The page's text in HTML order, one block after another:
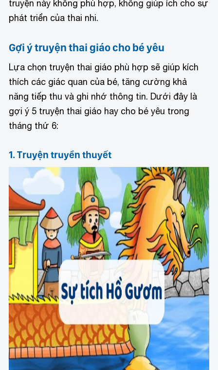
truyện này không phù hợp, không giúp ích cho sự
phát triển của thai nhi.
Gợi ý truyện thai giáo cho bé yêu
Lựa chọn truyện thai giáo phù hợp sẽ giúp kích
thích các giác quan của bé, tăng cường khả
năng tiếp thu và ghi nhớ thông tin. Dưới đây là
gợi ý 5 truyện thai giáo hay cho bé yêu trong
tháng thứ 6:
1. Truyện truyền thuyết